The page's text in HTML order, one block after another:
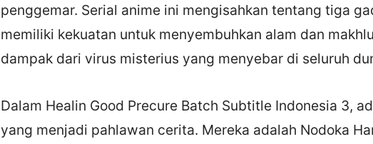
penggemar. Serial anime ini mengisahkan tentang tiga
memiliki kekuatan untuk menyembuhkan alam dan
dampak dari virus misterius yang menyebar di seluruh
Dalam Healin Good Precure Batch Subtitle Indonesia 3,
yang menjadi pahlawan cerita. Mereka adalah Nodoka